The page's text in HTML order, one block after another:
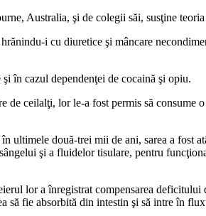
Australia, şi de colegii săi, susţine
i cu diuretice şi mâncare
în cazul dependenţei de cocaină şi opiu.
de ceilalţi, lor le-a fost permis să
două-trei mii de ani, sarea a fost
şi a fluidelor tisulare, pentru
lor a înregistrat compensarea
fie absorbită din intestin şi să intre în